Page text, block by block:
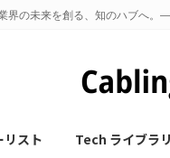
界の未来を創る、知のハブへ。—
リスト Tech ライブラリ